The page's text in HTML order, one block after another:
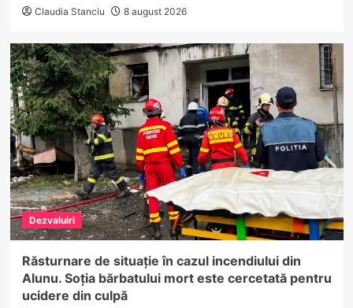
Claudia Stanciu 8 august 2026
Dezvaluiri
Răsturnare de situație în cazul incendiului din
Alunu. Soția bărbatului mort este cercetată pentru
ucidere din culpă